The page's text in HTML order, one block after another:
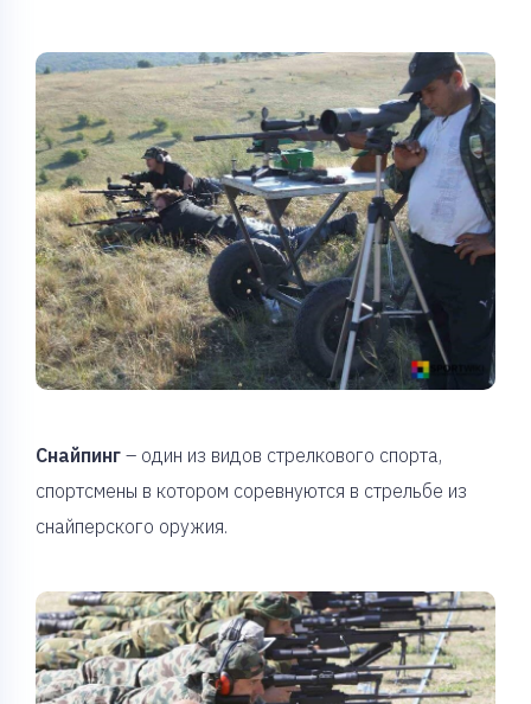
Снайпинг – один из видов стрелкового спорта,
спортсмены в котором соревнуются в стрельбе из
снайперского оружия.